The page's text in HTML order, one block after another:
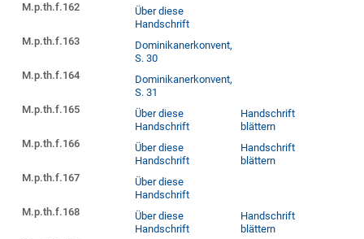
M.p.th.f.162
Über diese
Handschrift
M.p.th.f.163
Dominikanerkonvent,
S. 30
M.p.th.f.164
Dominikanerkonvent,
S. 31
M.p.th.f.165
Über diese
Handschrift
Handschrift
blättern
M.p.th.f.166
Über diese
Handschrift
Handschrift
blättern
M.p.th.f.167
Über diese
Handschrift
M.p.th.f.168
Über diese
Handschrift
Handschrift
blättern